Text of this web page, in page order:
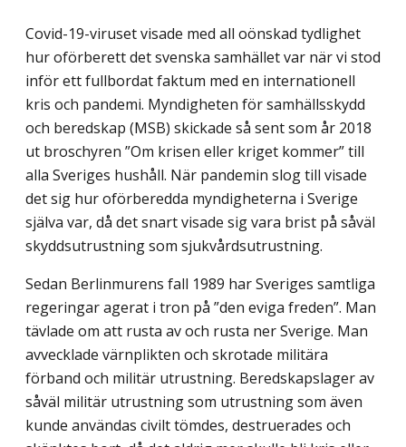
Covid-19-viruset visade med all oönskad tydlighet
hur oförberett det svenska samhället var när vi stod
inför ett fullbordat faktum med en internationell
kris och pandemi. Myndigheten för samhällsskydd
och beredskap (MSB) skickade så sent som år 2018
ut broschyren ”Om krisen eller kriget kommer” till
alla Sveriges hushåll. När pandemin slog till visade
det sig hur oförberedda myndigheterna i Sverige
själva var, då det snart visade sig vara brist på såväl
skyddsutrustning som sjukvårdsutrustning.
Sedan Berlinmurens fall 1989 har Sveriges samtliga
regeringar agerat i tron på ”den eviga freden”. Man
tävlade om att rusta av och rusta ner Sverige. Man
avvecklade värn­plikten och skrotade militära
förband och militär utrustning. Beredskapslager av
såväl militär utrustning som utrustning som även
kunde användas civilt tömdes, destruerades och